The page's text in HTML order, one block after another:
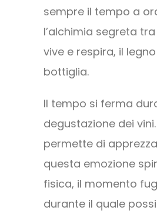
sempre il tempo a
l’alchimia segreta tra
vive e respira, il
bottiglia.
Il tempo si ferma
degustazione dei
permette di
questa emozione
fisica, il momento
durante il quale